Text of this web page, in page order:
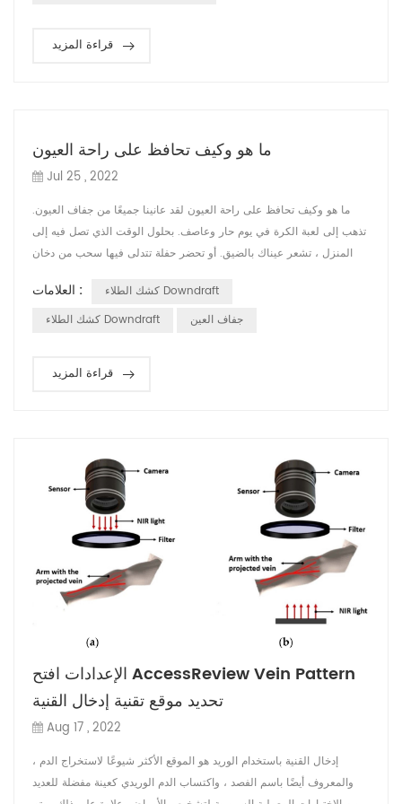
قراءة المزيد
ما هو وكيف تحافظ على راحة العيون
Jul 25 , 2022
ما هو وكيف تحافظ على راحة العيون لقد عانينا جميعًا من جفاف العيون.
تذهب إلى لعبة الكرة في يوم حار وعاصف. بحلول الوقت الذي تصل فيه إلى
المنزل ، تشعر عيناك بالضيق. أو تحضر حفلة تتدلى فيها سحب من دخان
، أو تجلس على الكمبيوتر لعدة ساعات دون أن ترمش كثيرًا. النتيجة: تعب
العلامات :
كشك الطلاء Downdraft
كشك الطلاء Downdraft
جفاف العين
قراءة المزيد
الإعدادات افتح AccessReview Vein Pattern
تحديد موقع تقنية إدخال القنية
Aug 17 , 2022
إدخال القنية باستخدام الوريد هو الموقع الأكثر شيوعًا لاستخراج الدم ،
والمعروف أيضًا باسم الفصد ، واكتساب الدم الوريدي كعينة مفضلة للعديد